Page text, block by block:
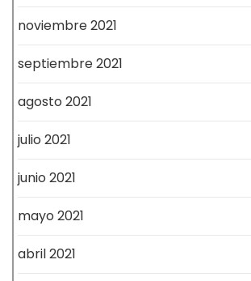
noviembre 2021
septiembre 2021
agosto 2021
julio 2021
junio 2021
mayo 2021
abril 2021